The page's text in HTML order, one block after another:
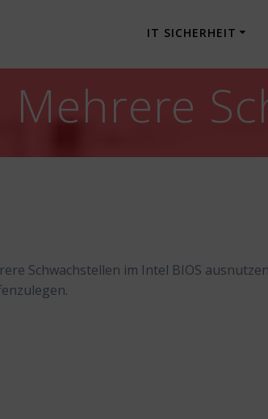
IT SICHERHEIT
Mehrere
Schwachstellen im Intel BIOS